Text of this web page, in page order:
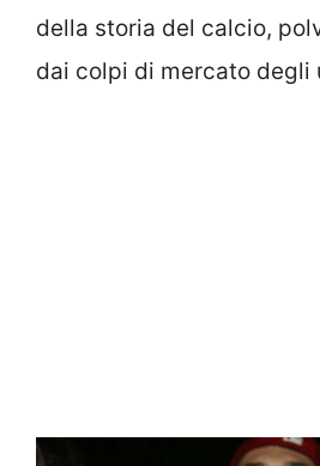
della storia del calcio,
dai colpi di mercato degli